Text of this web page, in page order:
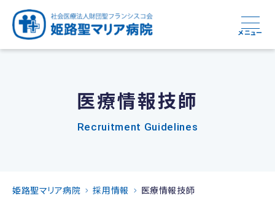
メニュー
医療情報技師
Recruitment Guidelines
姫路聖マリア病院 採用情報 医療情報技師